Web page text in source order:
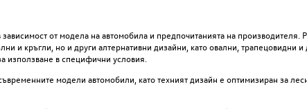
от модела на автомобила и предпочитанията на производителя.
и кръгли, но и други алтернативни дизайни, като овални, трапецовидни и
използване в специфични условия.
модели автомобили, като техният дизайн е оптимизиран за